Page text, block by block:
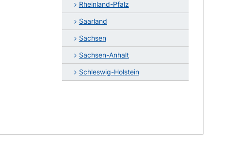
Rheinland-Pfalz
Saarland
Sachsen
Sachsen-Anhalt
Schleswig-Holstein